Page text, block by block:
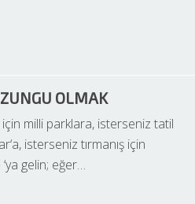
OLMAK
milli parklara, isterseniz tatil
isterseniz tırmanış için
gelin; eğer…